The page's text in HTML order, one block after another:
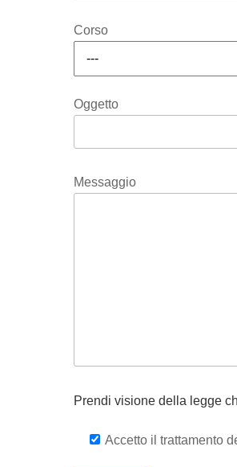
Corso
Oggetto
Messaggio
Prendi visione della legge
Accetto il trattamento